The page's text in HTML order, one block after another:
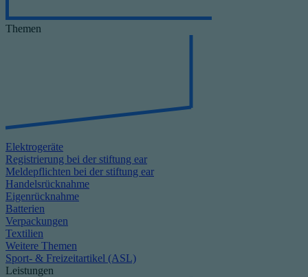
Themen
Elektrogeräte
Registrierung bei der stiftung ear
Meldepflichten bei der stiftung ear
Handelsrücknahme
Eigenrücknahme
Batterien
Verpackungen
Textilien
Weitere Themen
Sport- & Freizeitartikel (ASL)
Leistungen